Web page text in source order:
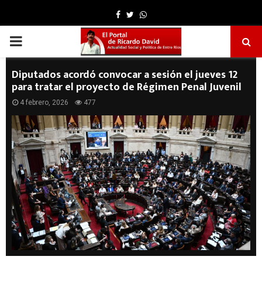
Facebook
TwitterWhatsapp
PRIMARY
MENU
Diputados acordó convocar a sesión el jueves 12
para tratar el proyecto de Régimen Penal Juvenil
4 febrero, 2026 477